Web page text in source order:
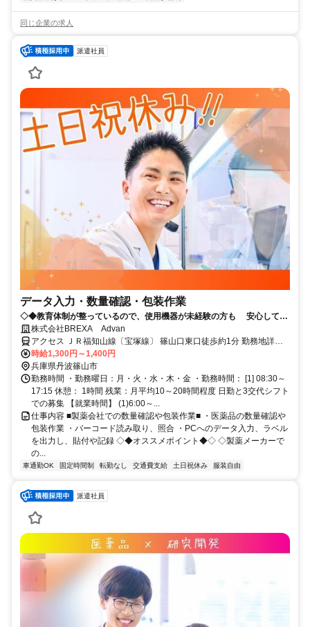
同じ企業の求人
派遣社員
データ入力・数量確認・包装作業
◇◆教育体制が整っているので、使用機器が未経験の方も 安心してス
キルアップができる環境です！！◆◇
株式会社BREXA Advan
アクセス ＪＲ福知山線〔宝塚線〕 篠山口東口徒歩約1分 勤務地詳
細：JR福知山線 篠山口駅（車20分 ※車通勤必須）
時給1,300円～1,400円
兵庫県丹波篠山市
勤務時間 ・勤務曜日：月・火・水・木・金 ・勤務時間： [1] 08:30～
17:15 休憩： 1時間 残業：月平均10～20時間程度 日勤と3交代シフト
での募集 【就業時間】 (1)6:00～...
仕事内容 ■製薬会社での数量確認や包装作業■ ・医薬品の数量確認や
包装作業 ・バーコード読み取り、照合 ・PCへのデータ入力、ラベル
を出力し、貼付や記録 ◇◆オススメポイント◆◇ ◇製薬メーカーで
の...
車通勤OK 固定時間制 転勤なし 交通費支給 土日祝休み 服装自由
派遣社員